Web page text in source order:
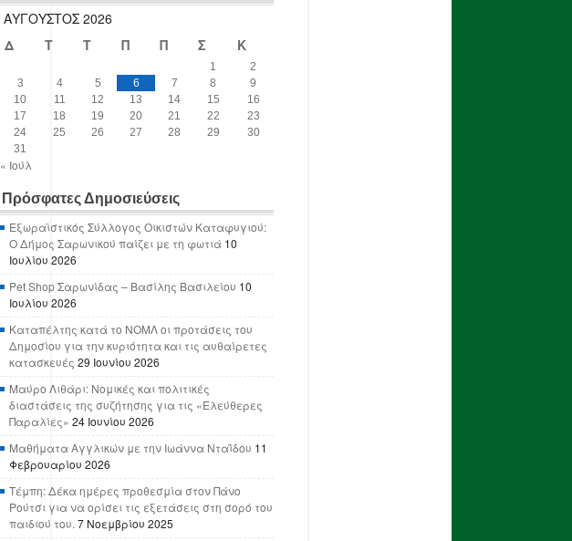
ΑΎΓΟΥΣΤΟΣ 2026
Δ
Τ Τ Π Π Σ Κ
1
2
3
4 5 6 7 8
9
10
11 12 13 14 15
16
17
18 19 20 21 22
23
24
25 26 27 28 29
30
31
« Ιούλ
Πρόσφατες Δημοσιεύσεις
Εξωραϊστικός Σύλλογος Οικιστών Καταφυγιού:
Ο Δήμος Σαρωνικού παίζει με τη φωτιά 10
Ιουλίου 2026
Pet Shop Σαρωνίδας – Βασίλης Βασιλείου 10
Ιουλίου 2026
Καταπέλτης κατά το ΝΟΜΛ οι προτάσεις του
Δημοσίου για την κυριότητα και τις αυθαίρετες
κατασκευές 29 Ιουνίου 2026
Μαύρο Λιθάρι: Νομικές και πολιτικές
διαστάσεις της συζήτησης για τις «Ελεύθερες
Παραλίες» 24 Ιουνίου 2026
Μαθήματα Αγγλικών με την Ιωάννα Νταΐδου 11
Φεβρουαρίου 2026
Τέμπη: Δέκα ημέρες προθεσμία στον Πάνο
Ρούτσι για να ορίσει τις εξετάσεις στη σορό του
παιδιού του. 7 Νοεμβρίου 2025